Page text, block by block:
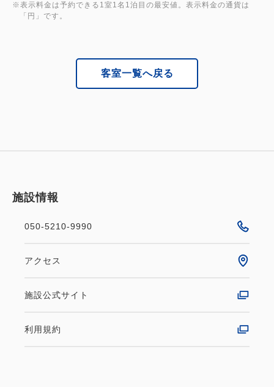
※表示料金は予約できる1室1名1泊目の最安値。表示料金の通貨は
「円」です。
客室一覧へ戻る
施設情報
050-5210-9990
アクセス
施設公式サイト
利用規約